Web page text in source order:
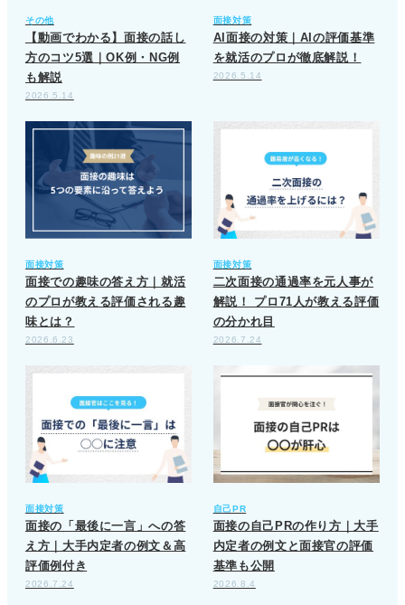
その他
【動画でわかる】面接の話し
方のコツ5選｜OK例・NG例
も解説
2026.5.14
面接対策
AI面接の対策｜AIの評価基準
を就活のプロが徹底解説！
2026.5.14
面接対策
面接での趣味の答え方｜就活
のプロが教える評価される趣
味とは？
2026.6.23
面接対策
二次面接の通過率を元人事が
解説！ プロ71人が教える評価
の分かれ目
2026.7.24
面接対策
面接の「最後に一言」への答
え方｜大手内定者の例文＆高
評価例付き
2026.7.24
自己PR
面接の自己PRの作り方｜大手
内定者の例文と面接官の評価
基準も公開
2026.8.4